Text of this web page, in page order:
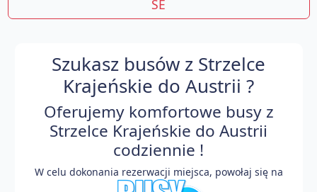
SE
Szukasz busów z Strzelce
Krajeńskie do Austrii ?
Oferujemy komfortowe busy z
Strzelce Krajeńskie do Austrii
codziennie !
W celu dokonania rezerwacji miejsca, powołaj się na